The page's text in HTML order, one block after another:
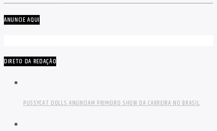
ANUNCIE AQUI
DIRETO DA REDAÇÃO
PUSSYCAT DOLLS ANUNCIAM PRIMEIRO SHOW DA CARREIRA NO BRASIL